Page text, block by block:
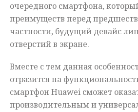
очередного смартфона,
преимуществ перед
частности, будущий девайс
отверстий в экране.
Вместе с тем данная
отразится на
смартфон Huawei сможет
производительным и